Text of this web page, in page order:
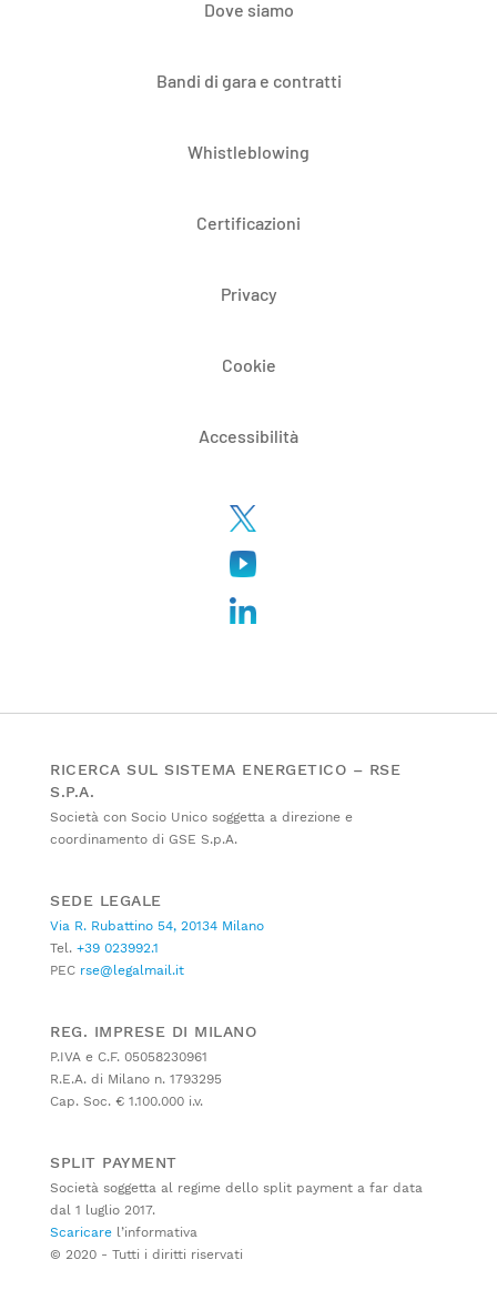
Dove siamo
Bandi di gara e contratti
Whistleblowing
Certificazioni
Privacy
Cookie
Accessibilità
RICERCA SUL SISTEMA ENERGETICO – RSE
S.P.A.
Società con Socio Unico soggetta a direzione e
coordinamento di GSE S.p.A.
SEDE LEGALE
Via R. Rubattino 54, 20134 Milano
Tel. +39 023992.1
PEC rse@legalmail.it
REG. IMPRESE DI MILANO
P.IVA e C.F. 05058230961
R.E.A. di Milano n. 1793295
Cap. Soc. € 1.100.000 i.v.
SPLIT PAYMENT
Società soggetta al regime dello split payment a far data
dal 1 luglio 2017.
Scaricare l’informativa
© 2020 - Tutti i diritti riservati